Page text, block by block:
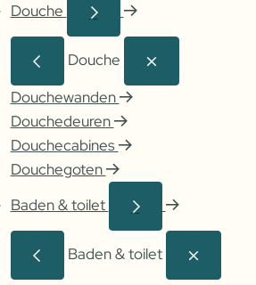
Douche
Douche
Douchewanden
Douchedeuren
Douchecabines
Douchegoten
Baden & toilet
Baden & toilet